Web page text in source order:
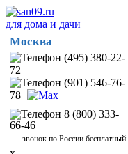
для дома и дачи
Москва
(495) 380-22-
72
(901) 546-76-
78
8 (800) 333-
66-46
звонок по России бесплатный